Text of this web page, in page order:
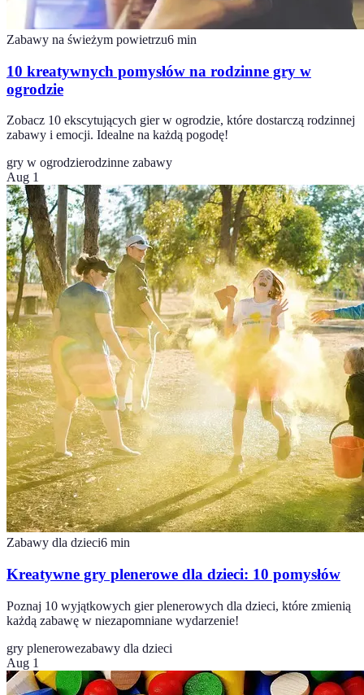
Zabawy na świeżym powietrzu6 min
10 kreatywnych pomysłów na rodzinne gry w
ogrodzie
Zobacz 10 ekscytujących gier w ogrodzie, które dostarczą rodzinnej
zabawy i emocji. Idealne na każdą pogodę!
gry w ogrodzierodzinne zabawy
Aug 1
Zabawy dla dzieci6 min
Kreatywne gry plenerowe dla dzieci: 10 pomysłów
Poznaj 10 wyjątkowych gier plenerowych dla dzieci, które zmienią
każdą zabawę w niezapomniane wydarzenie!
gry plenerowezabawy dla dzieci
Aug 1